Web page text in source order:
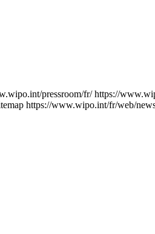
pressroom/fr/ https://
https://www.wipo.int/fr/web/